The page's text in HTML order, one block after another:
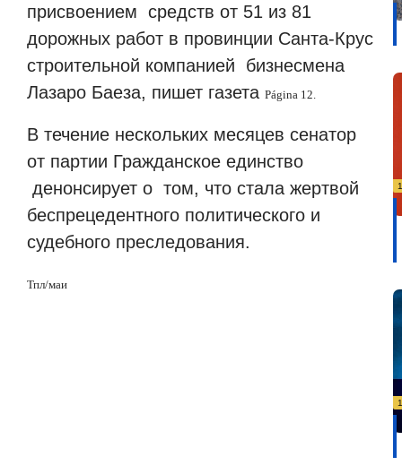
присвоением средств от 51 из 81
дорожных работ в провинции Санта-Крус
строительной компанией
бизнесмена
Лазаро Баеза, пишет газета Página 12.
В течение нескольких месяцев сенатор
от партии Гражданское единство
денонсирует о том, что стала жертвой
беспрецедентного политического и
судебного преследования.
Тпл/маи